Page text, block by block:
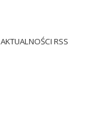
AKTUALNOŚCI RSS